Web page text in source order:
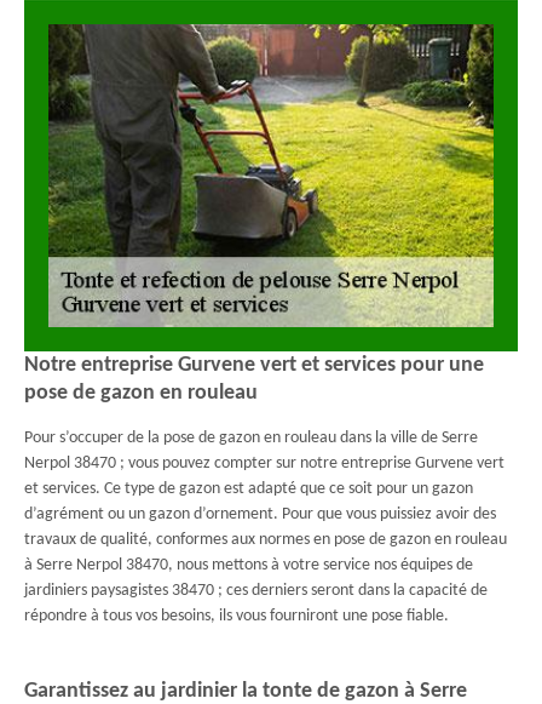
Notre entreprise Gurvene vert et services pour une
pose de gazon en rouleau
Pour s’occuper de la pose de gazon en rouleau dans la ville de Serre
Nerpol 38470 ; vous pouvez compter sur notre entreprise Gurvene vert
et services. Ce type de gazon est adapté que ce soit pour un gazon
d’agrément ou un gazon d’ornement. Pour que vous puissiez avoir des
travaux de qualité, conformes aux normes en pose de gazon en rouleau
à Serre Nerpol 38470, nous mettons à votre service nos équipes de
jardiniers paysagistes 38470 ; ces derniers seront dans la capacité de
répondre à tous vos besoins, ils vous fourniront une pose fiable.
Garantissez au jardinier la tonte de gazon à Serre